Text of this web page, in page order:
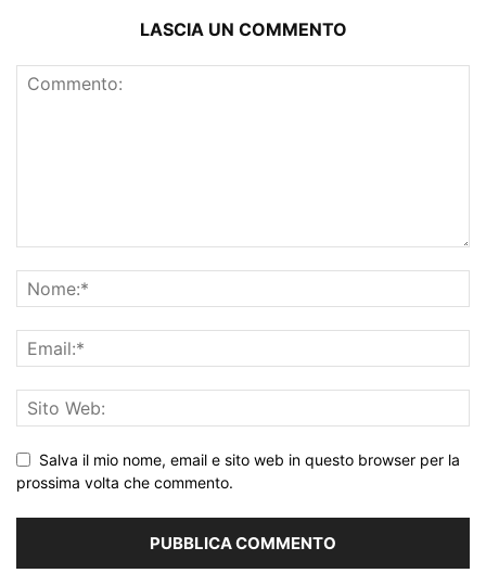
LASCIA UN COMMENTO
Salva il mio nome, email e sito web in questo browser per la
prossima volta che commento.